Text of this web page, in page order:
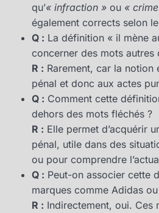
qu’« infraction » ou «
également corrects selon
Q : La définition « il mène
concerner des mots autres
R : Rarement, car la
pénal et donc aux actes
Q : Comment cette
dehors des mots fléchés ?
R : Elle permet d’acquérir
pénal, utile dans des
ou pour comprendre
Q : Peut-on associer cette
marques comme Adidas
R : Indirectement, oui. Ces